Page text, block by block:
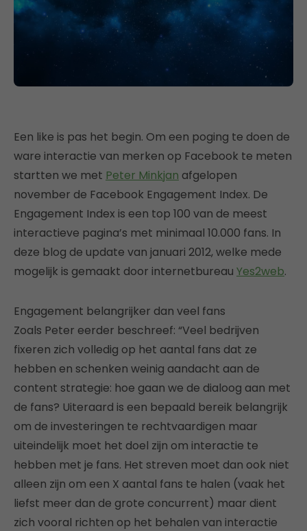
Een like is pas het begin. Om een poging te doen de
ware interactie van merken op Facebook te meten
startten we met Peter Minkjan afgelopen
november de Facebook Engagement Index. De
Engagement Index is een top 100 van de meest
interactieve pagina’s met minimaal 10.000 fans. In
deze blog de update van januari 2012, welke mede
mogelijk is gemaakt door internetbureau Yes2web.
Engagement belangrijker dan veel fans
Zoals Peter eerder beschreef: “Veel bedrijven
fixeren zich volledig op het aantal fans dat ze
hebben en schenken weinig aandacht aan de
content strategie: hoe gaan we de dialoog aan met
de fans? Uiteraard is een bepaald bereik belangrijk
om de investeringen te rechtvaardigen maar
uiteindelijk moet het doel zijn om interactie te
hebben met je fans. Het streven moet dan ook niet
alleen zijn om een X aantal fans te halen (vaak het
liefst meer dan de grote concurrent) maar dient
zich vooral richten op het behalen van interactie